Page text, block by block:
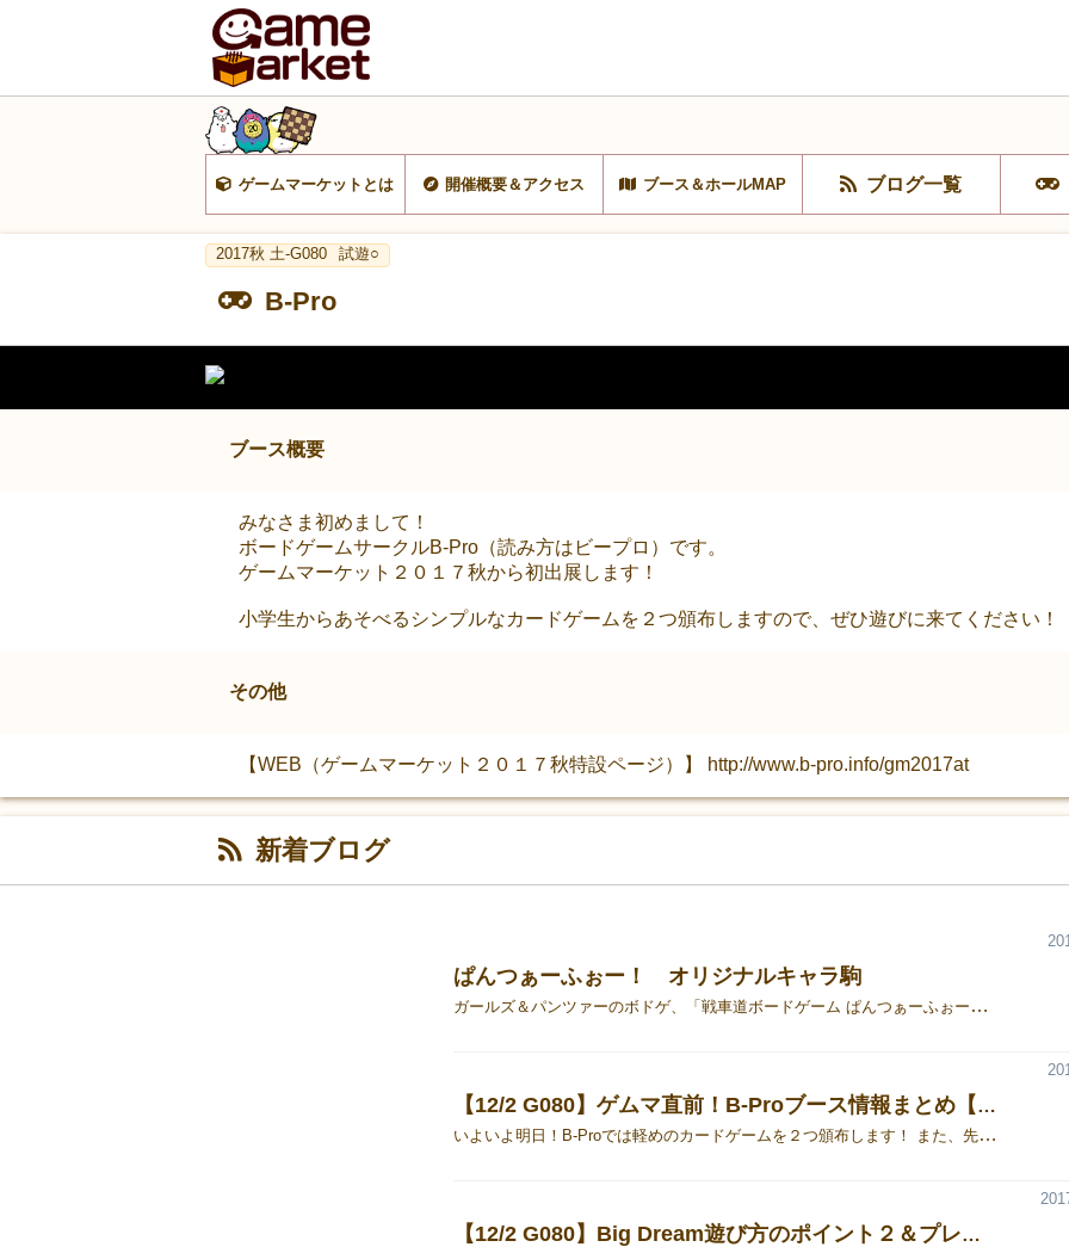
ゲームマーケットとは 開催概要＆アクセス ブース＆ホールMAP ブログ一覧
2017秋 土-G080 試遊○
B-Pro
ブース概要
みなさま初めまして！
ボードゲームサークルB-Pro（読み方はビープロ）です。
ゲームマーケット２０１７秋から初出展します！
小学生からあそべるシンプルなカードゲームを２つ頒布しますので、ぜひ遊びに来てください！
その他
【WEB（ゲームマーケット２０１７秋特設ページ）】 http://www.b-pro.info/gm2017at
新着ブログ
ぱんつぁーふぉー！ オリジナルキャラ駒
ガールズ＆パンツァーのボドゲ、「戦車道ボードゲーム ぱんつぁーふぉー！」のオリジナルキャラ駒を作って遊んでいます。 二次創作作品はアップを控えるとして･･･B-PROのキャラで作ったものを載せてみるｗ 画用紙に印刷してラミネートもしているので、強度も十分あり、プレイするのには支障がありません。結構安価で作れるますね、結構面倒ですけどｗ
【12/2 G080】ゲムマ直前！B-Proブース情報まとめ【BigDream・にゃんけん】
いよいよ明日！B-Proでは軽めのカードゲームを２つ頒布します！ また、先着で無料ゲームの頒布も行います！ 12/2、G080でお待ちしています！ Big Dream ・ゲームデザイン：おさげ ・価格：1,500円 鉱山を選んで掘るだけのシンプルなカードゲーム！目指せ、鉱山王！ ◆どんなゲーム？ ①３つの鉱山の内、どれを掘るかみんなで一斉に意思表示。選んだ鉱山が相手と被らなければ、より多く掘る権利（回数）をゲット！ ②ゲットした権利（回数）の範囲内で鉱山を掘る（＝鉱石の数が書かれた採掘カードを引く） ③上記①②を繰り返して、ゲーム終了時に鉱石の数（＝勝利点）が多い人が鉱山王（勝ち）！ BigDreamの詳しい紹介はこちら！ ◆動画 プロモーション動画（５１秒） [embed width="300" height=""]https://www.youtube.com/watch?v=y8UjFVonCH0[/embed] プレイ動画 これを見ればゲームの流れがわかる！（４分２２秒） [embed width="300" height=""]https://www.youtube.com/watch?v=WjNLofomva4[/embed] にゃんけん 萌える☆限定じゃんけん ・ゲームデザイン：らい ・価格：2,000円 じゃんけん？いいえ、にゃんけんです！ ◆どんなゲーム？ ①「にゃんけんポイント」を競い合う9回戦のゲームです！ ②「にゃんけんポイント」は、カードに書かれている「数字」と「じゃんけん」の勝敗で決まります！ ③使うのは12枚のカード。少しの運とちょびっとばかりの駆け引き戦！ にゃんけん 萌える☆限定じゃんけんの詳しい説明はこちら！ ◆動画 プロモーション動画（52秒） [embed width="300" height=""]https://www.youtube.com/watch?v=NXz6fVoY6cg[/embed] プレイ動画（2分12秒）大分はしょってますが、大体の雰囲気はつかめると思います！ [embed width="300" height=""]https://youtu.be/TUYHDgPFz50[/embed] 無料頒布ゲーム 購入または試遊をしていただいた方、先着２０名にどちらかを無料で頒布します！ ◆SAIバトラーCat's（ゲームデザイン：おさげ） 猫が空き地でゴロゴロ取っ組み合うイメージのゲームです（笑） ダイスを使うのにダイスを振らない！？ダイスがコマの２人対戦ゲーム！ PSの名作ゲーム「XI」の要領でダイスを動かし、相手猫（ダイス）に隣接させます。 上の面の値が相手より大きければ撃破！切り札もうまく使って戦況を有利に進めよう！ ダイス４つ付きです。 SAIバトラーCat's説明書 ◆けいまむすめ（ゲームデザイン：らい） 将棋の「桂馬」の動きだけで戦う対戦ゲームです！にゃんけんのキャラクターが出張します！ 盤面に落ちている勝利点チップを集めます。集めた勝利点の合計が高い人が勝ちです。 ワープと盤面に落ちているアイテムをうまく使って、相手を牽制しよう！ ２人〜４人まで遊べます。ちなみに４人で遊ぶとかなりカオスになります（笑） けいまむすめ説明書 試遊していただいた方には整理券をお渡ししますが、試遊の間に購入された方がいた場合、頒布終了となることがございます。あらかじめご了承ください。 ブースの場所 みなさまのご来場をお待ちしております！
【12/2 G080】Big Dream遊び方のポイント２＆プレイ動画【初出展】